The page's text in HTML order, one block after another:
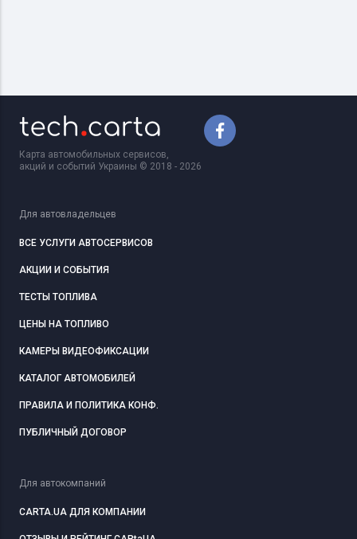
Карта автомобильных сервисов,
акций и событий Украины © 2018 - 2026
Для автовладельцев
ВСЕ УСЛУГИ АВТОСЕРВИСОВ
АКЦИИ И СОБЫТИЯ
ТЕСТЫ ТОПЛИВА
ЦЕНЫ НА ТОПЛИВО
КАМЕРЫ ВИДЕОФИКСАЦИИ
КАТАЛОГ АВТОМОБИЛЕЙ
ПРАВИЛА И ПОЛИТИКА КОНФ.
ПУБЛИЧНЫЙ ДОГОВОР
Для автокомпаний
CARTA.UA ДЛЯ КОМПАНИИ